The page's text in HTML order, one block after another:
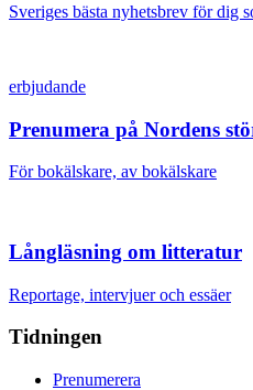
Sveriges bästa nyhetsbrev för dig
erbjudande
Prenumera på Nordens
För bokälskare, av bokälskare
Långläsning om litteratur
Reportage, intervjuer och essäer
Tidningen
Prenumerera